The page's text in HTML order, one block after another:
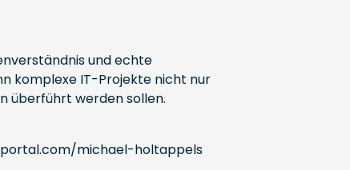
und echte
komplexe IT-Projekte nicht nur
überführt werden sollen.
michael-holtappels